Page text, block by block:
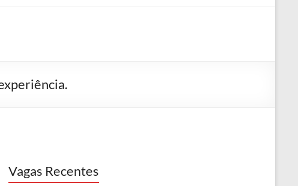
Vagas Recentes